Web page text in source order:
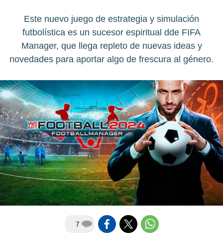
Este nuevo juego de estrategia y simulación
futbolística es un sucesor espiritual dde FIFA
Manager, que llega repleto de nuevas ideas y
novedades para aportar algo de frescura al género.
7